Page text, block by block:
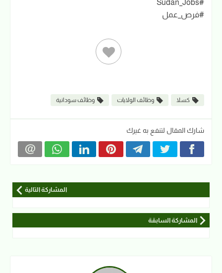
#Sudan_Jobs
#فرص_عمل
كسلا وظائف الولايات وظائف سودانية
شارك المقال لتنفع به غيرك
المشاركة التالية
المشاركة السابقة